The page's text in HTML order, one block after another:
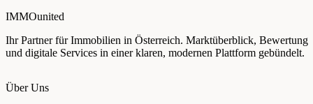
IMMOunited
Ihr Partner für Immobilien in Österreich. Marktüberblick, Bewertung
und digitale Services in einer klaren, modernen Plattform gebündelt.
Über Uns